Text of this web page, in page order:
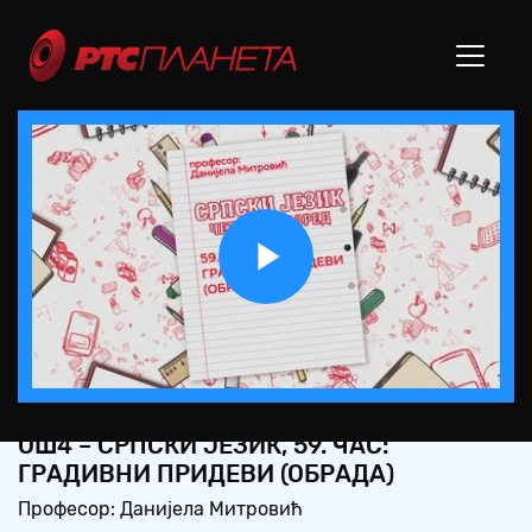
Play
Video
ОШ4 – СРПСКИ ЈЕЗИК, 59. ЧАС:
ГРАДИВНИ ПРИДЕВИ (ОБРАДА)
Професор: Данијела Митровић